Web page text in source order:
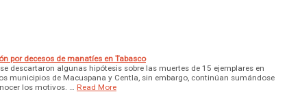
por decesos de manatíes en Tabasco
descartaron algunas hipótesis sobre las muertes de 15 ejemplares en
municipios de Macuspana y Centla, sin embargo, continúan sumándose
los motivos. …
Read More